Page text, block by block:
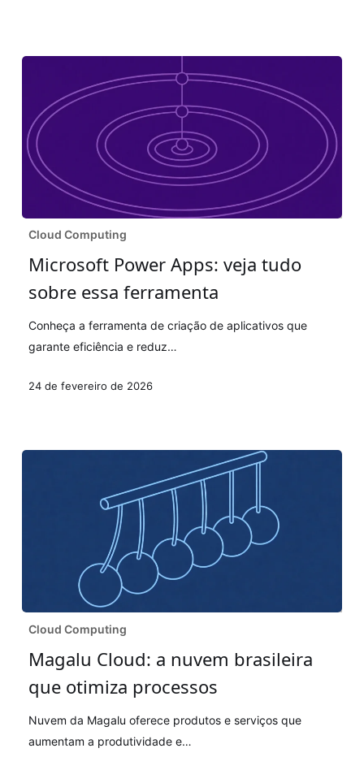
muito
Microsoft
Apps:
veja
sobre
essa
Cloud Computing
Microsoft Power Apps: veja tudo
sobre essa ferramenta
Conheça a ferramenta de criação de aplicativos que
garante eficiência e reduz…
24 de fevereiro de 2026
Magalu
nuvem
que
otimiza
Cloud Computing
Magalu Cloud: a nuvem brasileira
que otimiza processos
Nuvem da Magalu oferece produtos e serviços que
aumentam a produtividade e…